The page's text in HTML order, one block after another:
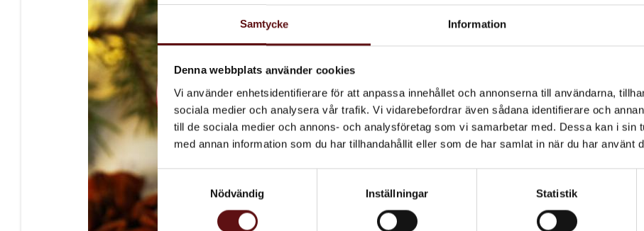
Samtycke Information
Denna webbplats använder cookies
Vi använder enhetsidentifierare för att anpassa innehållet och annonserna till användarna,
sociala medier och analysera vår trafik. Vi vidarebefordrar även sådana identifierare och
till de sociala medier och annons- och analysföretag som vi samarbetar med. Dessa kan i sin
med annan information som du har tillhandahållit eller som de har samlat in när du har använt
Samtyckesval
Nödvändig
Inställningar Statistik